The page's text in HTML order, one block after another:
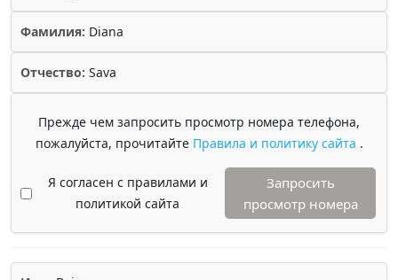
Фамилия: Diana
Отчество: Sava
Прежде чем запросить просмотр номера телефона,
пожалуйста, прочитайте Правила и политику сайта .
Я согласен с правилами и
политикой сайта
Запросить
просмотр номера